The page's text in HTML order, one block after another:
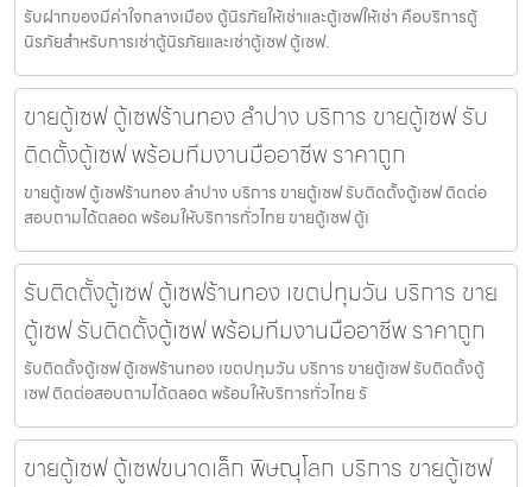
รับฝากของมีค่าใจกลางเมือง ตู้นิรภัยให้เช่าและตู้เซฟให้เช่า คือบริการตู้
นิรภัยสำหรับการเช่าตู้นิรภัยและเช่าตู้เซฟ ตู้เซฟ.
ขายตู้เซฟ ตู้เซฟร้านทอง ลำปาง บริการ ขายตู้เซฟ รับ
ติดตั้งตู้เซฟ พร้อมทีมงานมืออาชีพ ราคาถูก
ขายตู้เซฟ ตู้เซฟร้านทอง ลำปาง บริการ ขายตู้เซฟ รับติดตั้งตู้เซฟ ติดต่อ
สอบถามได้ตลอด พร้อมให้บริการทั่วไทย ขายตู้เซฟ ตู้เ
รับติดตั้งตู้เซฟ ตู้เซฟร้านทอง เขตปทุมวัน บริการ ขาย
ตู้เซฟ รับติดตั้งตู้เซฟ พร้อมทีมงานมืออาชีพ ราคาถูก
รับติดตั้งตู้เซฟ ตู้เซฟร้านทอง เขตปทุมวัน บริการ ขายตู้เซฟ รับติดตั้งตู้
เซฟ ติดต่อสอบถามได้ตลอด พร้อมให้บริการทั่วไทย รั
ขายตู้เซฟ ตู้เซฟขนาดเล็ก พิษณุโลก บริการ ขายตู้เซฟ